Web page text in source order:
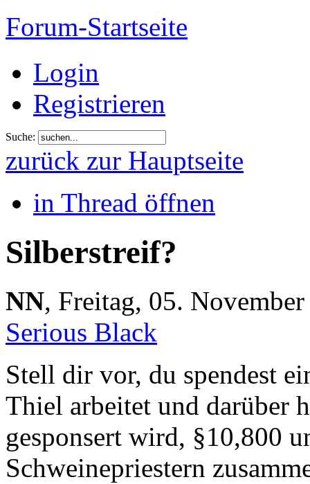
Forum-Startseite
Login
Registrieren
Suche:
zurück zur Hauptseite
in Thread öffnen
Silberstreif?
NN, Freitag, 05.
Serious Black
Stell dir vor, du spendest
Thiel arbeitet und darüber
gesponsert wird, §10,800
Schweinepriestern